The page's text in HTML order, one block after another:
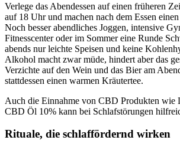
Verlege das Abendessen auf einen früheren
auf 18 Uhr und machen nach dem Essen
Noch besser abendliches Joggen, intensive
Fitnesscenter oder im Sommer eine Runde
abends nur leichte Speisen und keine
Alkohol macht zwar müde, hindert aber das
Verzichte auf den Wein und das Bier am
stattdessen einen warmen Kräutertee.
Auch die Einnahme von CBD Produkten wie
CBD Öl 10% kann bei Schlafstörungen
Rituale, die schlaffördernd wirken